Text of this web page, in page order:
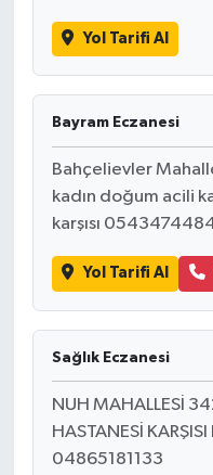
Yol Tarifi Al
Bayram Eczanesi
Bahçelievler
kadın doğum acili
karşısı
Yol Tarifi Al
Sağlık Eczanesi
NUH MAHALLESİ
HASTANESİ KARŞISI
04865181133